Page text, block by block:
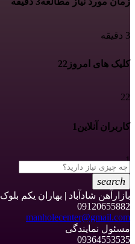
3 دقیقه
کلیک های امروز 22
22
کاربران آنلاین 1
1
search
بازارآهن شادآباد | بهاران یکم بلوک 35
09120655882
manholecenter@gmail.com
مسئول نمایندگی
09364553535